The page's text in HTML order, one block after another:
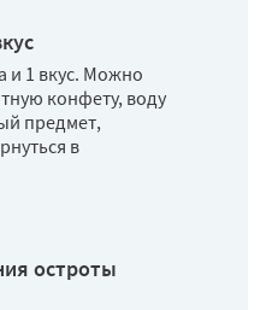
и 1 вкус. Можно
конфету, воду
предмет,
в
остроты